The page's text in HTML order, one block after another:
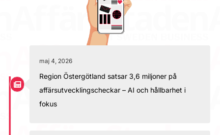
maj 4, 2026
Region Östergötland satsar 3,6 miljoner på
affärsutvecklingscheckar – AI och hållbarhet i
fokus